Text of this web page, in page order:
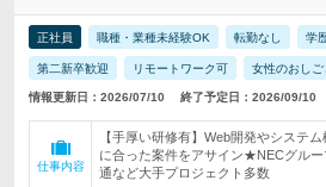
正社員 職種・業種未経験OK 転勤なし 学
第二新卒歓迎 リモートワーク可 女性のおしご
情報更新日：2026/07/10 終了予定日：2026/09/10
仕事内容
【手厚い研修有】Web開発やシステ
に合った案件をアサイン★NECグル
通など大手プロジェクト多数